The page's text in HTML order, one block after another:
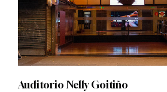
Auditorio Nelly Goitiño